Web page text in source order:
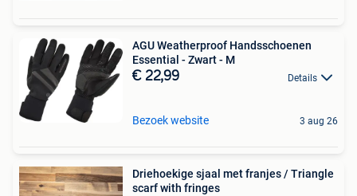
AGU Weatherproof Handsschoenen
Essential - Zwart - M
€ 22,99 Details
Bezoek website 3 aug 26
Driehoekige sjaal met franjes / Triangle
scarf with fringes